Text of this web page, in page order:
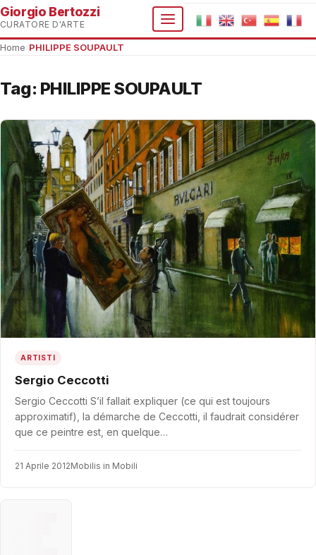
Giorgio Bertozzi
CURATORE D'ARTE
Home PHILIPPE SOUPAULT
Tag: PHILIPPE SOUPAULT
ARTISTI
Sergio Ceccotti
Sergio Ceccotti S’il fallait expliquer (ce qui est toujours
approximatif), la démarche de Ceccotti, il faudrait considérer
que ce peintre est, en quelque…
21 Aprile 2012Mobilis in Mobili